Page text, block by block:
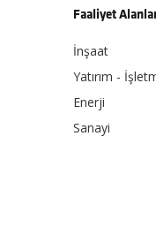
Faaliyet
İnşaat
Yatırım -
Enerji
Sanayi